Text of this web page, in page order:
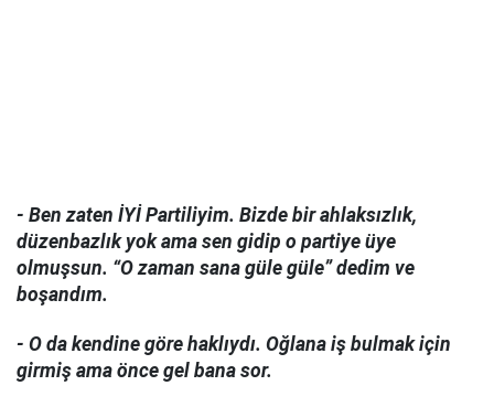
- Ben zaten İYİ Partiliyim. Bizde bir ahlaksızlık,
düzenbazlık yok ama sen gidip o partiye üye
olmuşsun. “O zaman sana güle güle” dedim ve
boşandım.
- O da kendine göre haklıydı. Oğlana iş bulmak için
girmiş ama önce gel bana sor.